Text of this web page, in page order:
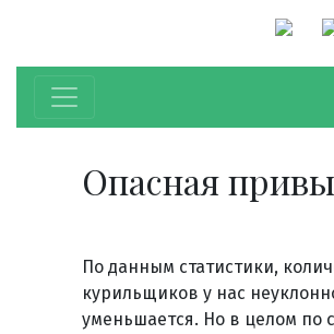
Опасная
По данным статистики,
курильщиков у нас
уменьшается. Но в целом по